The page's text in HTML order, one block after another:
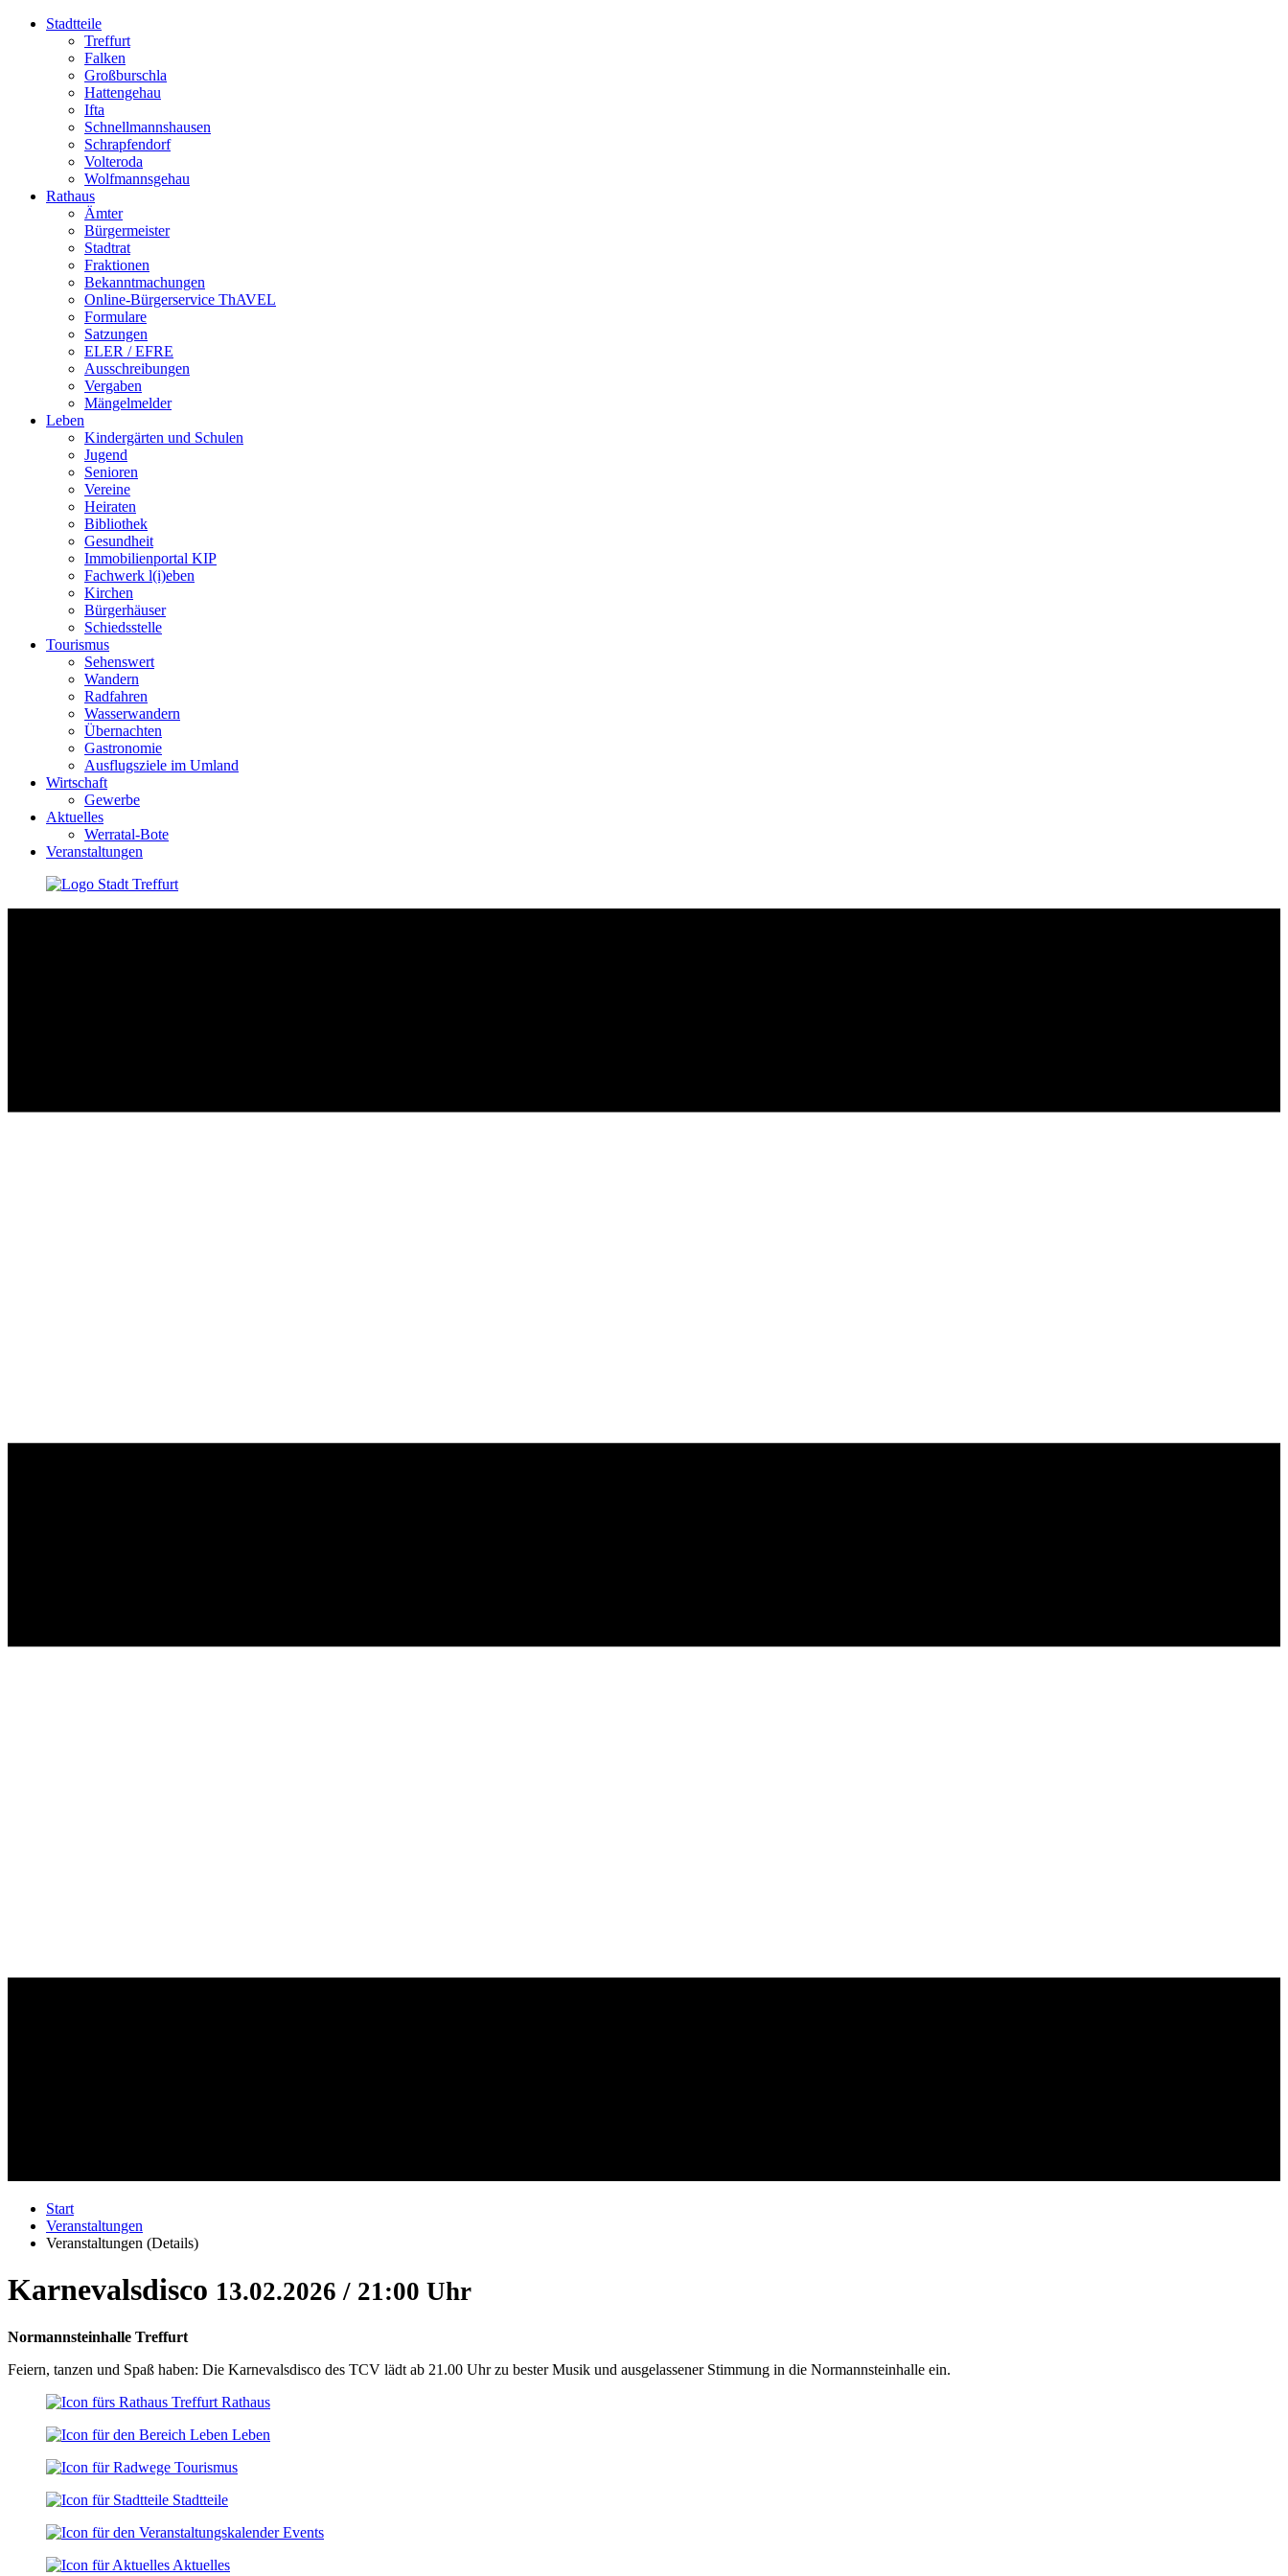
Stadtteile
Treffurt
Falken
Großburschla
Hattengehau
Ifta
Schnellmannshausen
Schrapfendorf
Volteroda
Wolfmannsgehau
Rathaus
Ämter
Bürgermeister
Stadtrat
Fraktionen
Bekanntmachungen
Online-Bürgerservice ThAVEL
Formulare
Satzungen
ELER / EFRE
Ausschreibungen
Vergaben
Mängelmelder
Leben
Kindergärten und Schulen
Jugend
Senioren
Vereine
Heiraten
Bibliothek
Gesundheit
Immobilienportal KIP
Fachwerk l(i)eben
Kirchen
Bürgerhäuser
Schiedsstelle
Tourismus
Sehenswert
Wandern
Radfahren
Wasserwandern
Übernachten
Gastronomie
Ausflugsziele im Umland
Wirtschaft
Gewerbe
Aktuelles
Werratal-Bote
Veranstaltungen
Start
Veranstaltungen
Veranstaltungen (Details)
Karnevalsdisco 13.02.2026 / 21:00 Uhr
Normannsteinhalle Treffurt
Feiern, tanzen und Spaß haben: Die Karnevalsdisco des TCV lädt ab 21.00 Uhr zu bester Musik und ausgelassener Stimmung in die Normannsteinhalle ein.
Rathaus
Leben
Tourismus
Stadtteile
Events
Aktuelles